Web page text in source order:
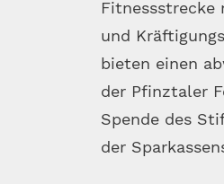
Fitnessstrecke
und
bieten einen
der Pfinztaler
Spende des
der